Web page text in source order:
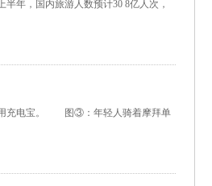
年，国内旅游人数预计30 8亿人次，
充电宝。 图③：年轻人骑着摩拜单